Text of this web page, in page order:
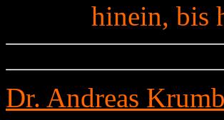
hinein, bis
Dr. Andreas